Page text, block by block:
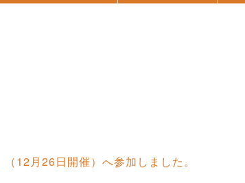
（12月26日開催）へ参加しました。